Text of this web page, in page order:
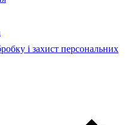
і захист персональних